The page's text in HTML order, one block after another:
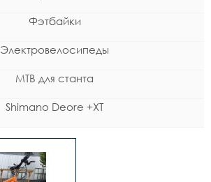
Фэтбайки
Электровелосипеды
MTB для станта
Shimano Deore +XT